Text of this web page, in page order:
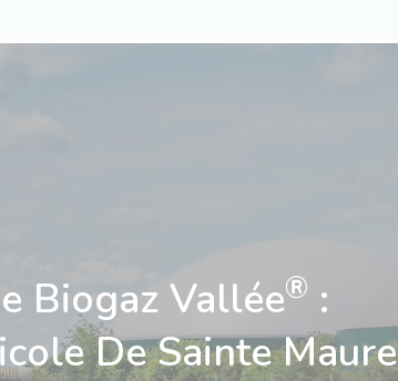
Biogaz Vallée® :
De Sainte Maure